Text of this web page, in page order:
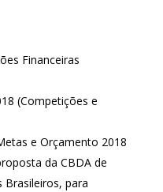
Financeiras
(Competições e
e Orçamento 2018
da CBDA de
para